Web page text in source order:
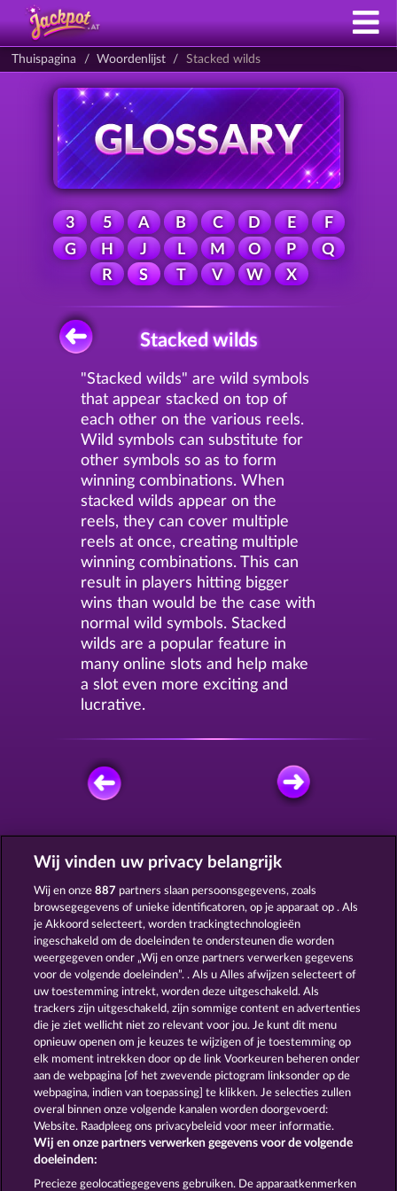
Thuispagina Woordenlijst Stacked wilds
3 5 A B C D E
F
G
H J L M O P
Q
R
S T V W X
Stacked wilds
"Stacked wilds" are wild symbols
that appear stacked on top of
each other on the various reels.
Wild symbols can substitute for
other symbols so as to form
winning combinations. When
stacked wilds appear on the
reels, they can cover multiple
reels at once, creating multiple
winning combinations. This can
result in players hitting bigger
wins than would be the case with
normal wild symbols. Stacked
wilds are a popular feature in
many online slots and help make
a slot even more exciting and
lucrative.
BLITZ COINS PIGGY KINGS
7 SUPERNOVA FRUITS TOTAL ECLIPSE
Algemene voorwaarden
Wij vinden uw privacy belangrijk
Wij en onze887 partners slaan persoonsgegevens, zoals
browsegegevens of unieke identificatoren, op je apparaat op . Als
je Akkoord selecteert, worden trackingtechnologieën
ingeschakeld om de doeleinden te ondersteunen die worden
weergegeven onder „Wij en onze partners verwerken gegevens
voor de volgende doeleinden”. . Als u Alles afwijzen selecteert of
uw toestemming intrekt, worden deze uitgeschakeld. Als
trackers zijn uitgeschakeld, zijn sommige content en advertenties
die je ziet wellicht niet zo relevant voor jou. Je kunt dit menu
opnieuw openen om je keuzes te wijzigen of je toestemming op
elk moment intrekken door op de link Voorkeuren beheren onder
aan de webpagina [of het zwevende pictogram linksonder op de
webpagina, indien van toepassing] te klikken. Je selecties zullen
overal binnen onze volgende kanalen worden doorgevoerd:
Website. Raadpleeg ons privacybeleid voor meer informatie.
Wij en onze partners verwerken gegevens voor de volgende
doeleinden:
Precieze geolocatiegegevens gebruiken. De apparaatkenmerken